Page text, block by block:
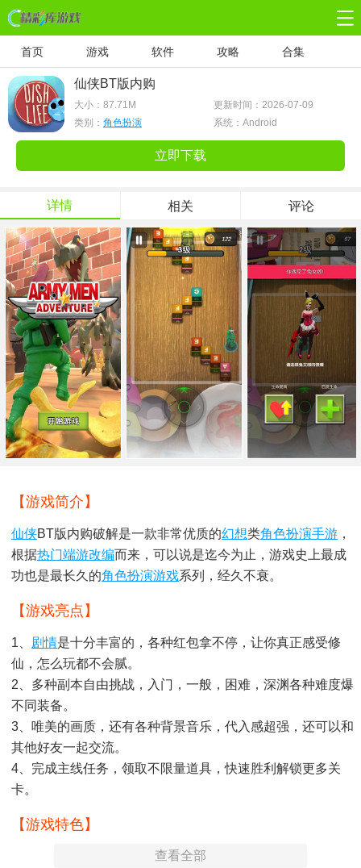
首页 游戏 软件 攻略 合集
仙侠BT版内购
大小： 87.71M
更新时间：2026-07-09
类别： 角色扮演 系统：Android
立即下载
详情 相关 评论
【游戏简介】
仙侠BT版内购破解是一款非常优质的幻想类角色扮演手游 ，
根据热门端游改编而来，可以说是迄今为止，游戏史上最成
功也是最长久的角色扮演游戏系列，经久不衰。
【游戏亮点】
1、 剧情是十分丰富的，各种红包拿不停，让你真正感受修
仙，怎么玩都不会腻。
2、多种副本自由挑战，入门，一般，困难，深渊各种难度爆
不同装备。
3、唯美的画质，还有各种背景音乐，代入感超强，还可以和
其他好友一起交流。
4、完成主线任务，领取不限量道具，快速胜利解锁更多关
卡。
【游戏特色】
1、策马奔腾，骑乘战斗；查看全部